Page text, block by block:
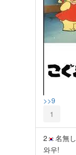
>>9
1
2 名無し
와우!